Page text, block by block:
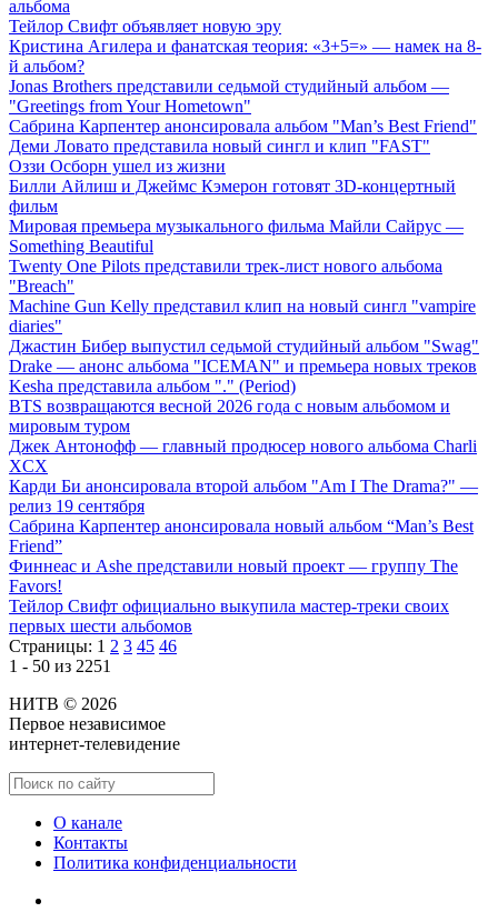
альбома
Тейлор Свифт объявляет новую эру
Кристина Агилера и фанатская теория: «3+5=» — намек на 8-
й альбом?
Jonas Brothers представили седьмой студийный альбом —
"Greetings from Your Hometown"
Сабрина Карпентер анонсировала альбом "Man’s Best Friend"
Деми Ловато представила новый сингл и клип "FAST"
Оззи Осборн ушел из жизни
Билли Айлиш и Джеймс Кэмерон готовят 3D-концертный
фильм
Мировая премьера музыкального фильма Майли Сайрус —
Something Beautiful
Twenty One Pilots представили трек-лист нового альбома
"Breach"
Machine Gun Kelly представил клип на новый сингл "vampire
diaries"
Джастин Бибер выпустил седьмой студийный альбом "Swag"
Drake — анонс альбома "ICEMAN" и премьера новых треков
Kesha представила альбом "." (Period)
BTS возвращаются весной 2026 года с новым альбомом и
мировым туром
Джек Антонофф — главный продюсер нового альбома Charli
XCX
Карди Би анонсировала второй альбом "Am I The Drama?" —
релиз 19 сентября
Сабрина Карпентер анонсировала новый альбом “Man’s Best
Friend”
Финнеас и Ashe представили новый проект — группу The
Favors!
Тейлор Свифт официально выкупила мастер-треки своих
первых шести альбомов
Страницы: 1 2 3 45 46
1 - 50 из 2251
НИТВ © 2026
Первое независимое
интернет-телевидение
О канале
Контакты
Политика конфиденциальности